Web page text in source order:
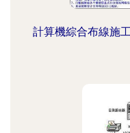
計算機綜合布線施